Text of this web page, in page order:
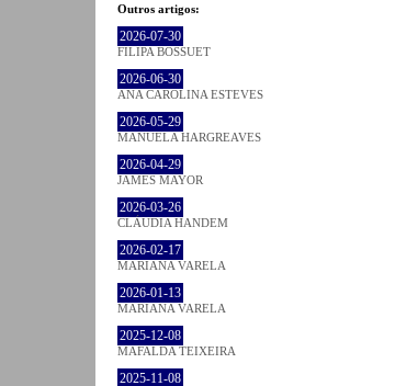
Outros artigos:
2026-07-30
FILIPA BOSSUET
2026-06-30
ANA CAROLINA ESTEVES
2026-05-29
MANUELA HARGREAVES
2026-04-29
JAMES MAYOR
2026-03-26
CLÁUDIA HANDEM
2026-02-17
MARIANA VARELA
2026-01-13
MARIANA VARELA
2025-12-08
MAFALDA TEIXEIRA
2025-11-08